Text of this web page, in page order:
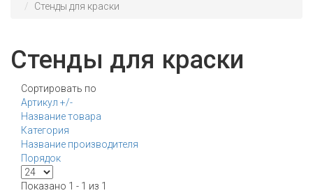
Стенды для краски
Стенды для краски
Сортировать по
Артикул +/-
Название товара
Категория
Название производителя
Порядок
Показано 1 - 1 из 1